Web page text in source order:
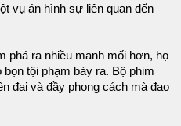
vụ án hình sự liên quan đến
phá ra nhiều manh mối hơn, họ
tội phạm bày ra. Bộ phim
đại và đầy phong cách mà đạo